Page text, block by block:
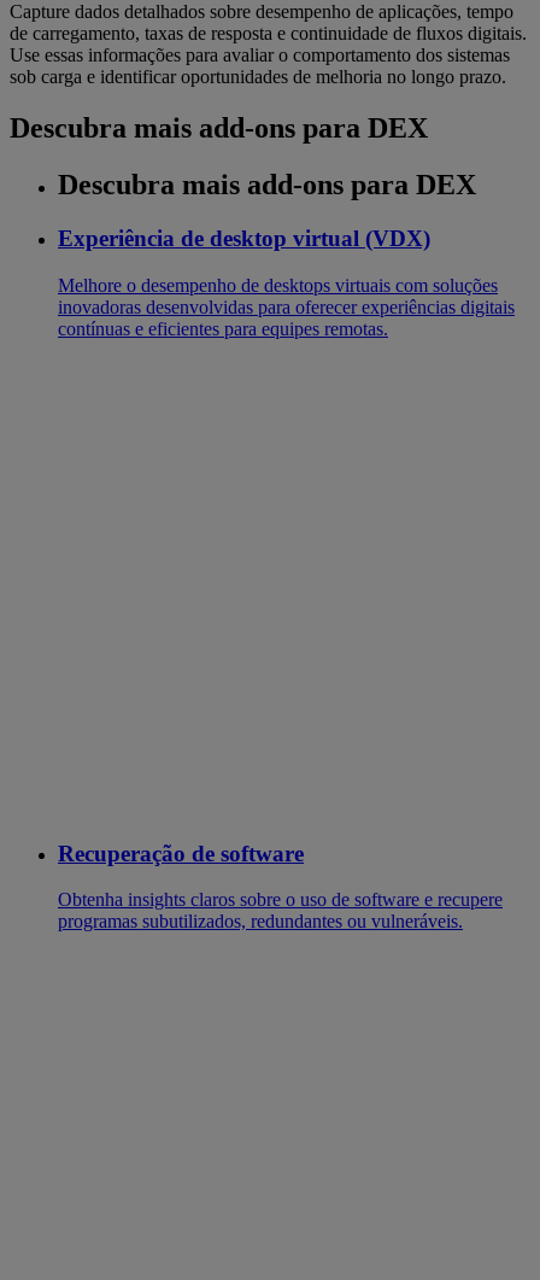
Capture dados detalhados sobre desempenho de aplicações, tempo
de carregamento, taxas de resposta e continuidade de fluxos digitais.
Use essas informações para avaliar o comportamento dos sistemas
sob carga e identificar oportunidades de melhoria no longo prazo.
Descubra mais add-ons para DEX
Descubra mais add-ons para DEX
Experiência de desktop virtual (VDX)
Melhore o desempenho de desktops virtuais com soluções
inovadoras desenvolvidas para oferecer experiências digitais
contínuas e eficientes para equipes remotas.
Recuperação de software
Obtenha insights claros sobre o uso de software e recupere
programas subutilizados, redundantes ou vulneráveis.